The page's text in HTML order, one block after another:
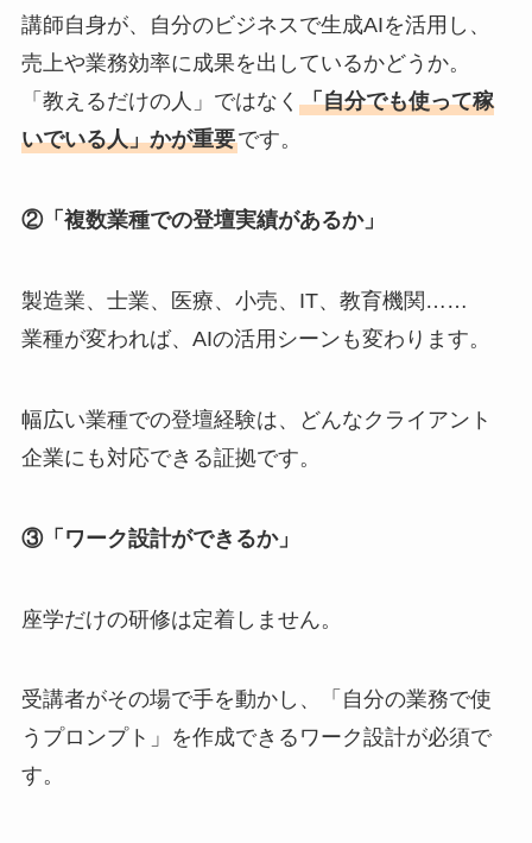
講師自身が、自分のビジネスで生成AIを活用し、
売上や業務効率に成果を出しているかどうか。
「教えるだけの人」ではなく 「自分でも使って稼
いでいる人」かが重要です。
②「複数業種での登壇実績があるか」
製造業、士業、医療、小売、IT、教育機関……
業種が変われば、AIの活用シーンも変わります。
幅広い業種での登壇経験は、どんなクライアント
企業にも対応できる証拠です。
③「ワーク設計ができるか」
座学だけの研修は定着しません。
受講者がその場で手を動かし、「自分の業務で使
うプロンプト」を作成できるワーク設計が必須で
す。